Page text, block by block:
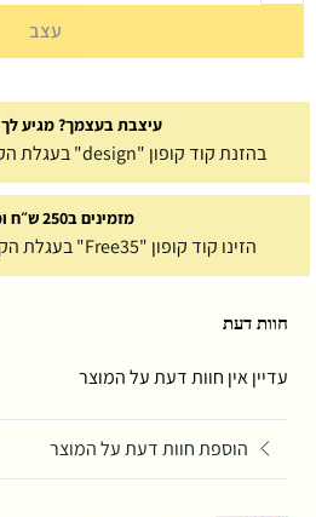
עצב
עיצבת בעצמך? מגיע לך 10% הנחה
בהזנת קוד קופון "design" בעגלת הקניות מקבלים 10% הנחה
מזמינים ב250 ש״ח ומעלה?
הזינו קוד קופון "Free35" בעגלת הקניות וקבלו משלוח חינם
חוות דעת
עדיין אין חוות דעת על המוצר
הוספת חוות דעת על המוצר